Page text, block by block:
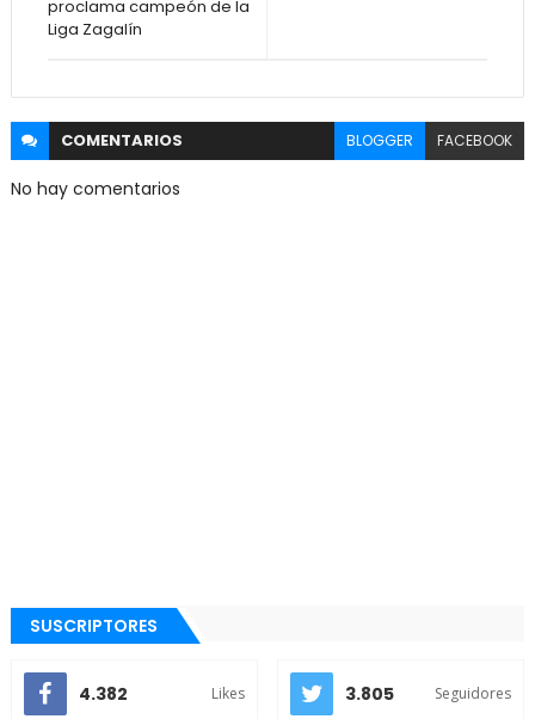
proclama campeón de la
Liga Zagalín
COMENTARIOS BLOGGER FACEBOOK
No hay comentarios
SUSCRIPTORES
4.382 Likes 3.805 Seguidores